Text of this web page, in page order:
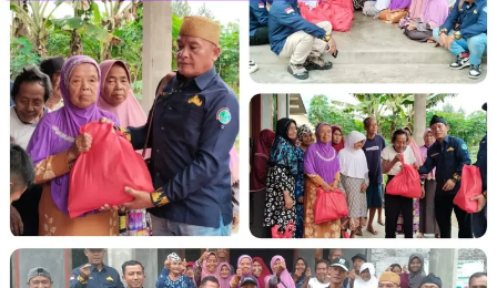
kisaran
harga
iklan
yang
relatif
lebih
murah
dari
Koran
maupun
media
siber